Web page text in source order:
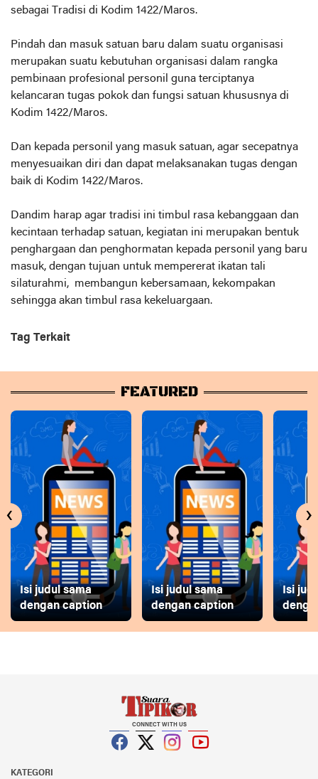
sebagai Tradisi di Kodim 1422/Maros.
Pindah dan masuk satuan baru dalam suatu organisasi
merupakan suatu kebutuhan organisasi dalam rangka
pembinaan profesional personil guna terciptanya
kelancaran tugas pokok dan fungsi satuan khususnya di
Kodim 1422/Maros.
Dan kepada personil yang masuk satuan, agar secepatnya
menyesuaikan diri dan dapat melaksanakan tugas dengan
baik di Kodim 1422/Maros.
Dandim harap agar tradisi ini timbul rasa kebanggaan dan
kecintaan terhadap satuan, kegiatan ini merupakan bentuk
penghargaan dan penghormatan kepada personil yang baru
masuk, dengan tujuan untuk mempererat ikatan tali
silaturahmi, membangun kebersamaan, kekompakan
sehingga akan timbul rasa kekeluargaan.
Tag Terkait
FEATURED
Isi judul sama
dengan caption
Isi judul sama
dengan caption
Isi
‹ ›
CONNECT WITH US
KATEGORI